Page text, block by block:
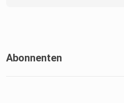
Abonnenten